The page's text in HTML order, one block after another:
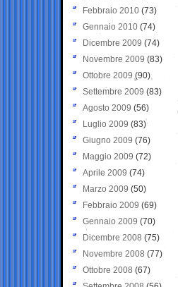
Febbraio 2010 (73)
Gennaio 2010 (74)
Dicembre 2009 (74)
Novembre 2009 (83)
Ottobre 2009 (90)
Settembre 2009 (83)
Agosto 2009 (56)
Luglio 2009 (83)
Giugno 2009 (76)
Maggio 2009 (72)
Aprile 2009 (74)
Marzo 2009 (50)
Febbraio 2009 (69)
Gennaio 2009 (70)
Dicembre 2008 (75)
Novembre 2008 (77)
Ottobre 2008 (67)